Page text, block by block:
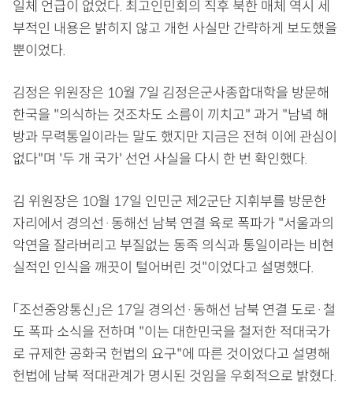
일체 언급이 없었다. 최고인민회의 직후 북한 매체 역시 세
부적인 내용은 밝히지 않고 개헌 사실만 간략하게 보도했을
뿐이었다.
김정은 위원장은 10월 7일 김정은군사종합대학을 방문해
한국을 "의식하는 것조차도 소름이 끼치고" 과거 "남녘 해
방과 무력통일이라는 말도 했지만 지금은 전혀 이에 관심이
없다"며 '두 개 국가' 선언 사실을 다시 한 번 확인했다.
김 위원장은 10월 17일 인민군 제2군단 지휘부를 방문한
자리에서 경의선·동해선 남북 연결 육로 폭파가 "서울과의
악연을 잘라버리고 부질없는 동족 의식과 통일이라는 비현
실적인 인식을 깨끗이 털어버린 것"이었다고 설명했다.
「조선중앙통신」은 17일 경의선·동해선 남북 연결 도로·철
도 폭파 소식을 전하며 "이는 대한민국을 철저한 적대국가
로 규제한 공화국 헌법의 요구"에 따른 것이었다고 설명해
헌법에 남북 적대관계가 명시된 것임을 우회적으로 밝혔다.